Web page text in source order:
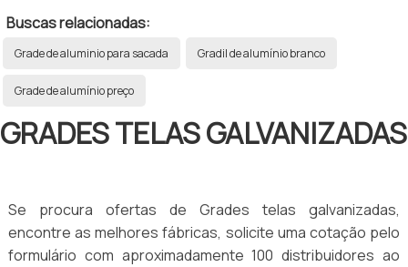
Buscas relacionadas:
Grade de aluminio para sacada Gradil de alumínio branco
Grade de alumínio preço
GRADES TELAS GALVANIZADAS
Se procura ofertas de Grades telas galvanizadas,
encontre as melhores fábricas, solicite uma cotação pelo
formulário com aproximadamente 100 distribuidores ao